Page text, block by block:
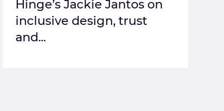
Hinge’s Jackie Jantos on
inclusive design, trust
and...